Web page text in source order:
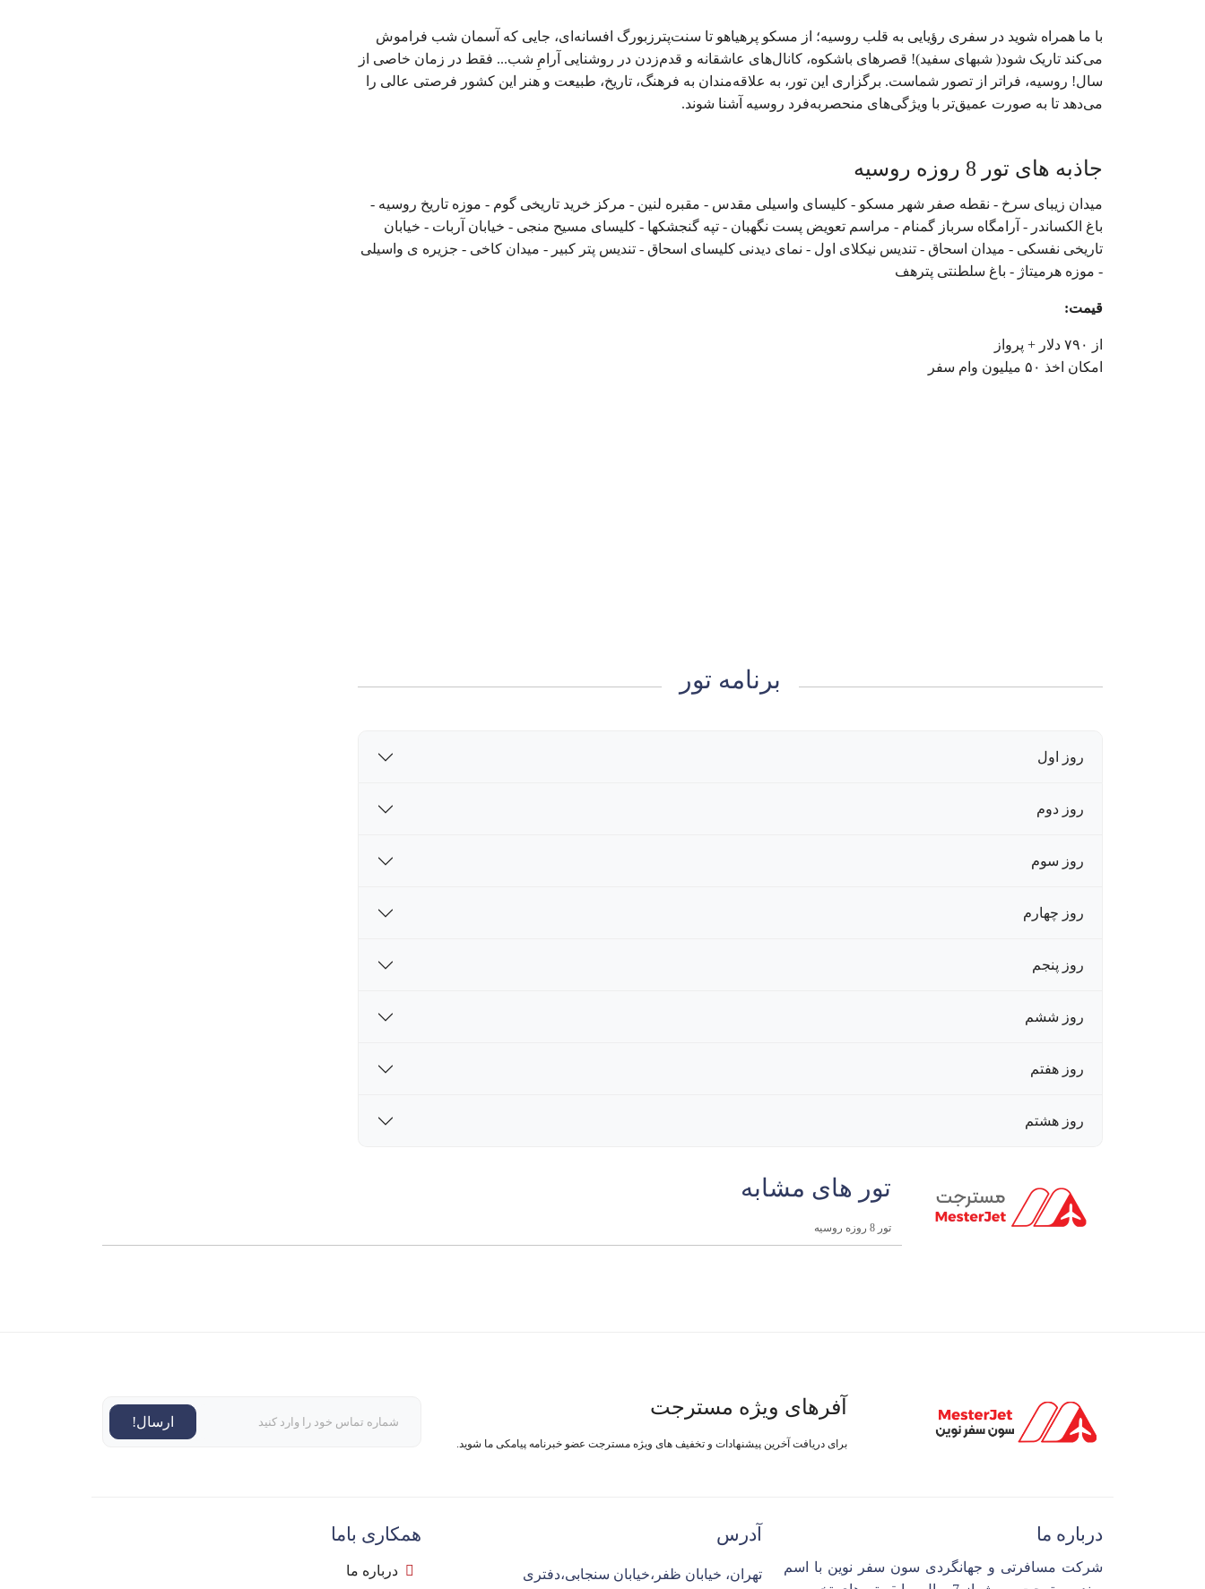
با ما همراه شوید در سفری رؤیایی به قلب روسیه؛ از مسکو پرهیاهو تا سنت‌پترزبورگ افسانه‌ای، جایی که آسمان شب فراموش
می‌کند تاریک شود( شبهای سفید)! قصرهای باشکوه، کانال‌های عاشقانه و قدم‌زدن در روشنایی آرامِ شب... فقط در زمان خاصی از
سال! روسیه، فراتر از تصور شماست. برگزاری این تور، به علاقه‌مندان به فرهنگ، تاریخ، طبیعت و هنر این کشور فرصتی عالی را
می‌دهد تا به صورت عمیق‌تر با ویژگی‌های منحصربه‌فرد روسیه آشنا شوند.
جاذبه های تور 8 روزه روسیه
میدان زیبای سرخ - نقطه صفر شهر مسکو - کلیسای واسیلی مقدس - مقبره لنین - مرکز خرید تاریخی گوم - موزه تاریخ روسیه -
باغ الکساندر - آرامگاه سرباز گمنام - مراسم تعویض پست نگهبان - تپه گنجشکها - کلیسای مسیح منجی - خیابان آربات - خیابان
تاریخی نفسکی - میدان اسحاق - تندیس نیکلای اول - نمای دیدنی کلیسای اسحاق - تندیس پتر کبیر - میدان کاخی - جزیره ی واسیلی
- موزه هرمیتاژ - باغ سلطنتی پترهف
قیمت:
از ۷۹۰ دلار + پرواز
امکان اخذ ۵۰ میلیون وام سفر
برنامه تور
روز اول
روز دوم
روز سوم
روز چهارم
روز پنجم
روز ششم
روز هفتم
روز هشتم
تور های مشابه
تور 8 روزه روسیه
آفرهای ویژه مسترجت
برای دریافت آخرین پیشنهادات و تخفیف های ویژه مسترجت عضو خبرنامه پیامکی ما شوید.
ارسال!
درباره ما
شرکت مسافرتی و جهانگردی سون سفر نوین با اسم
آدرس
تهران، خیابان ظفر،خیابان سنجابی،دفتری
همکاری باما
درباره ما